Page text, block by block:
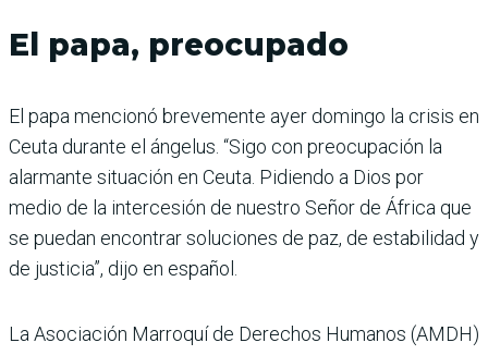
El papa, preocupado
El papa mencionó brevemente ayer domingo la crisis en
Ceuta durante el ángelus. “Sigo con preocupación la
alarmante situación en Ceuta. Pidiendo a Dios por
medio de la intercesión de nuestro Señor de África que
se puedan encontrar soluciones de paz, de estabilidad y
de justicia”, dijo en español.
La Asociación Marroquí de Derechos Humanos (AMDH)